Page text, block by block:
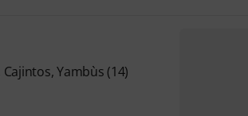
Cajintos, Yambùs (14)